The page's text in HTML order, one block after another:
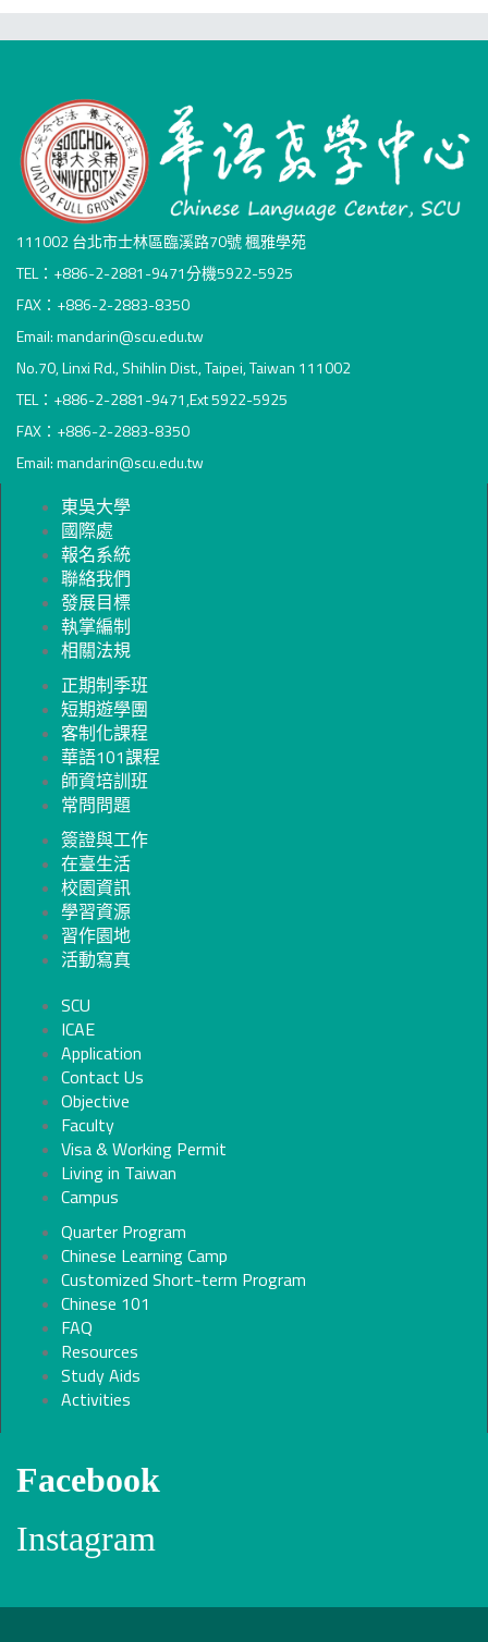
111002 台北市士林區臨溪路70號 楓雅學苑
TEL：+886-2-2881-9471分機5922-5925
FAX：+886-2-2883-8350
Email: mandarin@scu.edu.tw
No.70, Linxi Rd., Shihlin Dist., Taipei, Taiwan 111002
TEL：+886-2-2881-9471,Ext 5922-5925
FAX：+886-2-2883-8350
Email: mandarin@scu.edu.tw
東吳大學
國際處
報名系統
聯絡我們
發展目標
執掌編制
相關法規
正期制季班
短期遊學團
客制化課程
華語101課程
師資培訓班
常問問題
簽證與工作
在臺生活
校園資訊
學習資源
習作園地
活動寫真
SCU
ICAE
Application
Contact Us
Objective
Faculty
Visa & Working Permit
Living in Taiwan
Campus
Quarter Program
Chinese Learning Camp
Customized Short-term Program
Chinese 101
FAQ
Resources
Study Aids
Activities
Facebook
Instagram